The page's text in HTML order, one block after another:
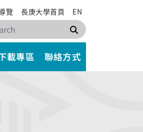
覽 長庚大學首頁 EN
搜尋
載專區 聯絡方式